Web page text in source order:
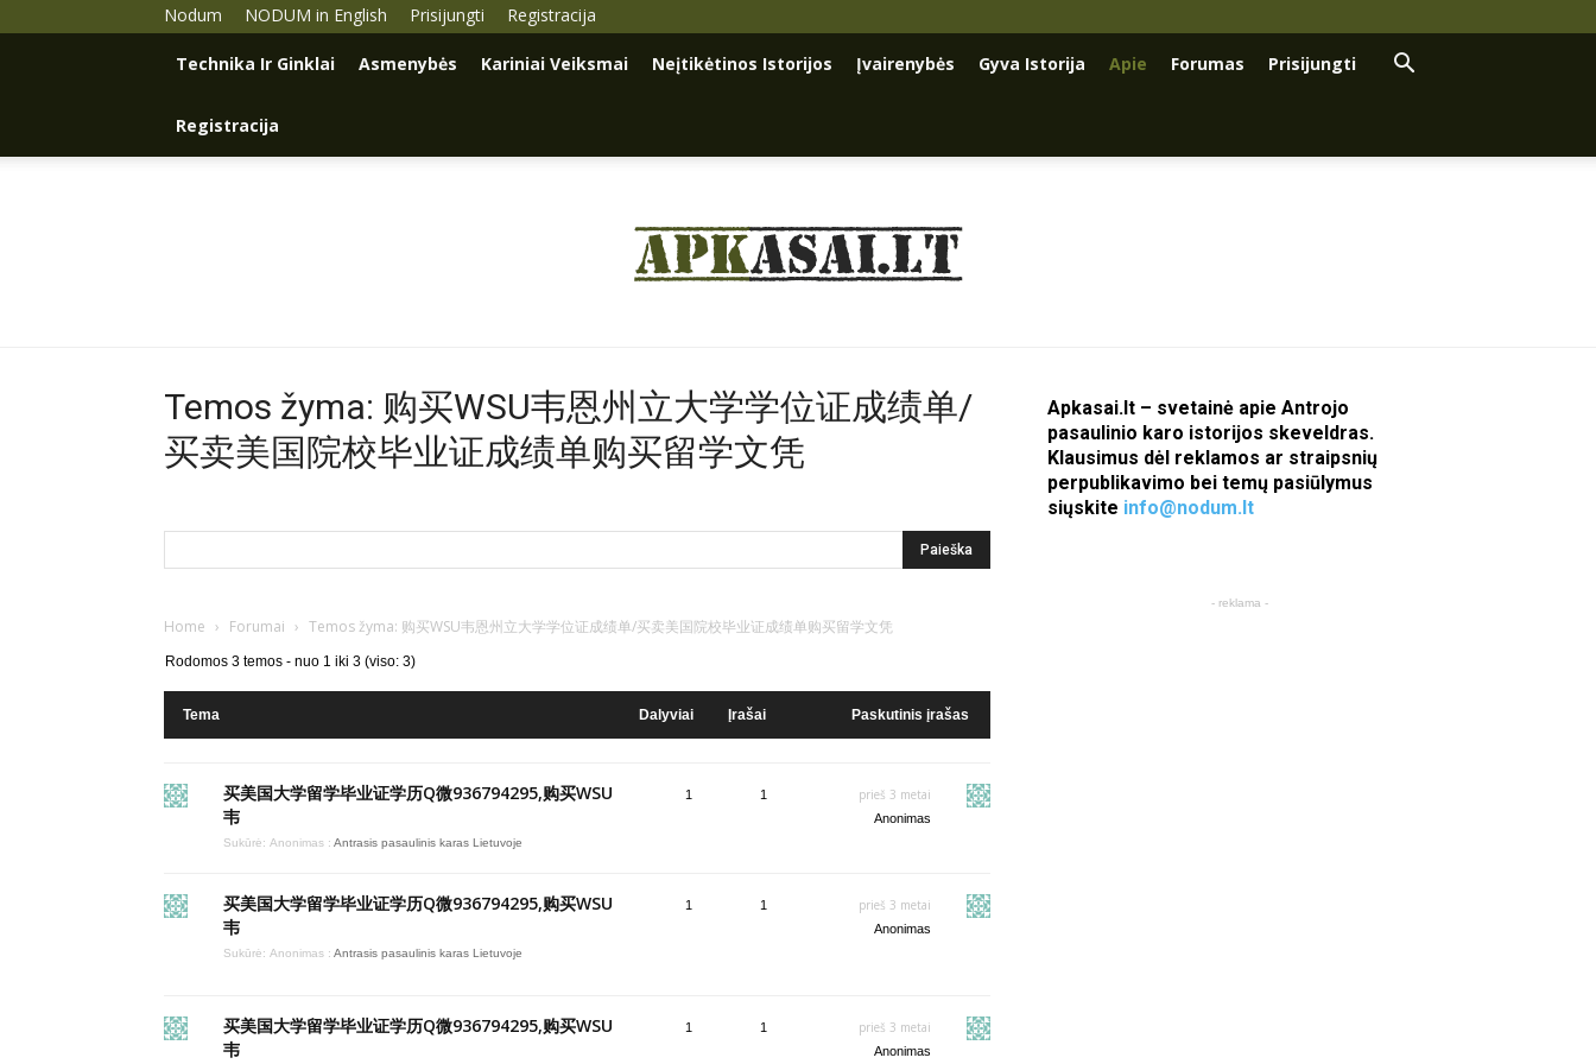
Nodum NODUM in English Prisijungti Registracija
Technika Ir Ginklai Asmenybės Kariniai Veiksmai Neįtikėtinos Istorijos Įvairenybės Gyva Istorija Apie Forumas Prisijungti
Registracija
Temos žyma: 购买WSU韦恩州立大学学位证成绩单/
买卖美国院校毕业证成绩单购买留学文凭
Home › Forumai › Temos žyma: 购买WSU韦恩州立大学学位证成绩单/买卖美国院校毕业证成绩单购买留学文凭
Rodomos 3 temos - nuo 1 iki 3 (viso: 3)
Tema Dalyviai Įrašai Paskutinis įrašas
买美国大学留学毕业证学历Q微936794295,购买WSU
韦
Sukūrė: Anonimas : Antrasis pasaulinis karas Lietuvoje
1 1 prieš 3 metai
Anonimas
买美国大学留学毕业证学历Q微936794295,购买WSU
韦
Sukūrė: Anonimas : Antrasis pasaulinis karas Lietuvoje
1 1 prieš 3 metai
Anonimas
买美国大学留学毕业证学历Q微936794295,购买WSU
韦
1 1 prieš 3 metai
Anonimas
Apkasai.lt – svetainė apie Antrojo
pasaulinio karo istorijos skeveldras.
Klausimus dėl reklamos ar straipsnių
perpublikavimo bei temų pasiūlymus
siųskite info@nodum.lt
- reklama -